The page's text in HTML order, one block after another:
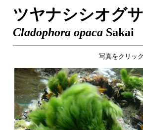
ツヤナシシオグサ
Cladophora opaca Sakai
写真をクリッ